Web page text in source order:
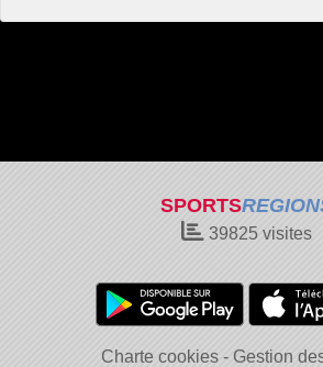
SPORTS
39825visites
Charte cookies Gestion